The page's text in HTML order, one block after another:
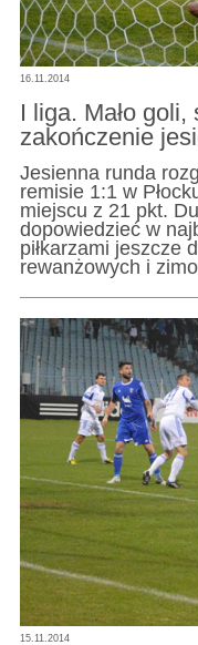
16.11.2014
I liga. Mało
zakończenie
Jesienna runda
remisie 1:1 w
miejscu z 21 pkt.
dopowiedzieć w
piłkarzami jeszcze
rewanżowych i
15.11.2014